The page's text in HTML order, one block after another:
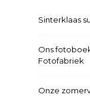
Sinterklaas
Ons
Fotofabriek
Onze